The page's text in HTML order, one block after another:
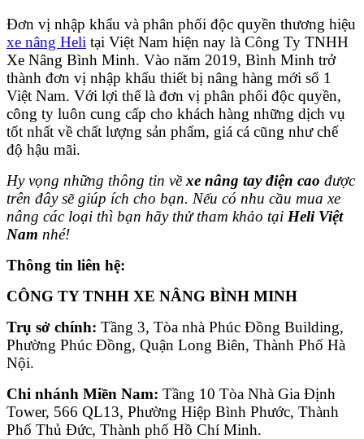
Đơn vị nhập khẩu và phân phối độc quyền thương hiệu
xe nâng Heli tại Việt Nam hiện nay là Công Ty TNHH
Xe Nâng Bình Minh. Vào năm 2019, Bình Minh trở
thành đơn vị nhập khẩu thiết bị nâng hàng mới số 1
Việt Nam. Với lợi thế là đơn vị phân phối độc quyền,
công ty luôn cung cấp cho khách hàng những dịch vụ
tốt nhất về chất lượng sản phẩm, giá cá cũng như chế
độ hậu mãi.
Hy vọng những thông tin vềxe nâng tay điện cao được
trên đây sẽ giúp ích cho bạn. Nếu có nhu cầu mua xe
nâng các loại thì bạn hãy thử tham khảo tại Heli Việt
Nam nhé!
Thông tin liên hệ:
CÔNG TY TNHH XE NÂNG BÌNH MINH
Trụ sở chính: Tầng 3, Tòa nhà Phúc Đồng Building,
Phường Phúc Đồng, Quận Long Biên, Thành Phố Hà
Nội.
Chi nhánh Miền Nam: Tầng 10 Tòa Nhà Gia Định
Tower, 566 QL13, Phường Hiệp Bình Phước, Thành
Phố Thủ Đức, Thành phố Hồ Chí Minh.